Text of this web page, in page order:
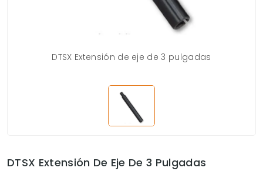
DTSX Extensión de eje de 3 pulgadas
DTSX Extensión De Eje De 3 Pulgadas